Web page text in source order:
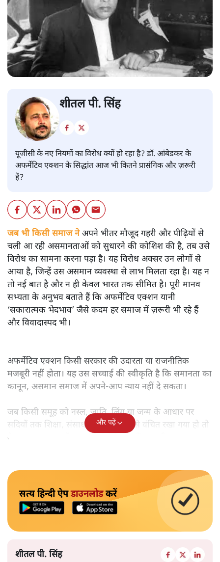
शीतल पी. सिंह
यूजीसी के नए नियमों का विरोध क्यों हो रहा है? डॉ. आंबेडकर के
अफर्मेटिव एक्शन के सिद्धांत आज भी कितने प्रासंगिक और ज़रूरी
हैं?
जब भी किसी समाज नेअपने भीतर मौजूद गहरी और पीढ़ियों से
चली आ रही असमानताओं को सुधारने की कोशिश की है, तब उसे
विरोध का सामना करना पड़ा है। यह विरोध अक्सर उन लोगों से
आया है, जिन्हें उस असमान व्यवस्था से लाभ मिलता रहा है। यह न
तो नई बात है और न ही केवल भारत तक सीमित है। पूरी मानव
सभ्यता के अनुभव बताते हैं कि अफर्मेटिव एक्शन यानी
‘सकारात्मक भेदभाव’ जैसे कदम हर समाज में ज़रूरी भी रहे हैं
और विवादास्पद भी।
अफर्मेटिव एक्शन किसी सरकार की उदारता या राजनीतिक
मजबूरी नहीं होता। यह उस सच्चाई की स्वीकृति है कि समानता का
कानून, असमान समाज में अपने-आप न्याय नहीं दे सकता।
जब किसी समूह को नस्ल, जाति, लिंग या जन्म के आधार पर
सदियों तक शिक्षा, संसाधनों और सम्मान से वंचित रखा गया हो तो
केवल ‘सब बराबर हैं’ कह देने से स्थिति नहीं बदलती।
और पढ़ें
सत्य हिन्दी ऐपडाउनलोडकरें
शीतल पी. सिंह